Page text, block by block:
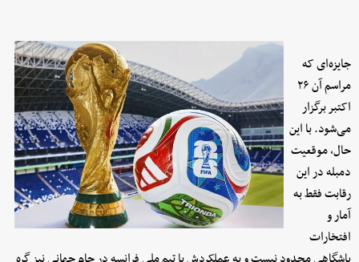
جایزه‌ای که
مراسم آن ۲۶
اکتبر برگزار
می‌شود. با این
حال، موقعیت
دمبله در این
رقابت فقط به
آمار و
افتخارات